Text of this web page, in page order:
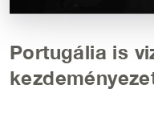
Portugália is